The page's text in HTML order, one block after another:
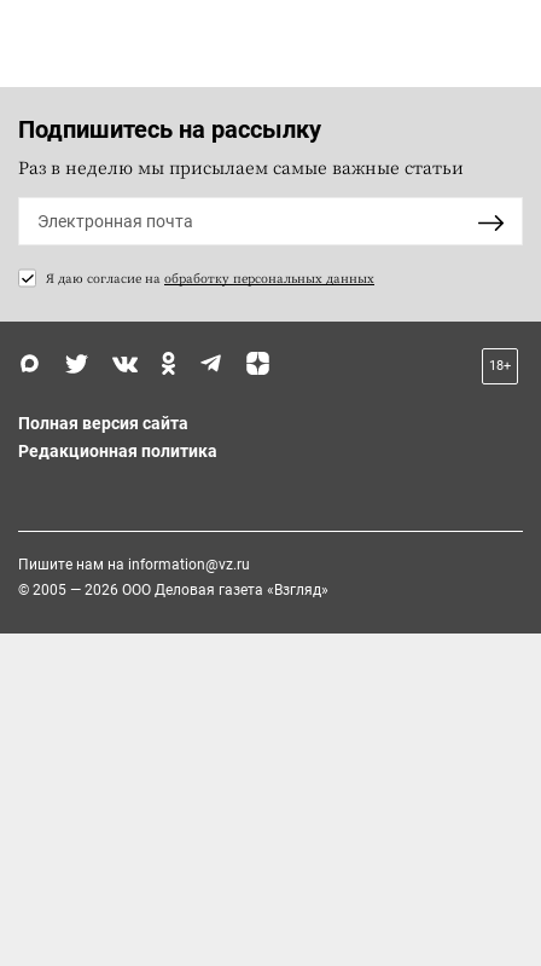
Подпишитесь на рассылку
Раз в неделю мы присылаем самые важные статьи
Я даю согласие на обработку персональных данных
18+
Полная версия сайта
Редакционная политика
Пишите нам на information@vz.ru
© 2005 — 2026 ООО Деловая газета «Взгляд»